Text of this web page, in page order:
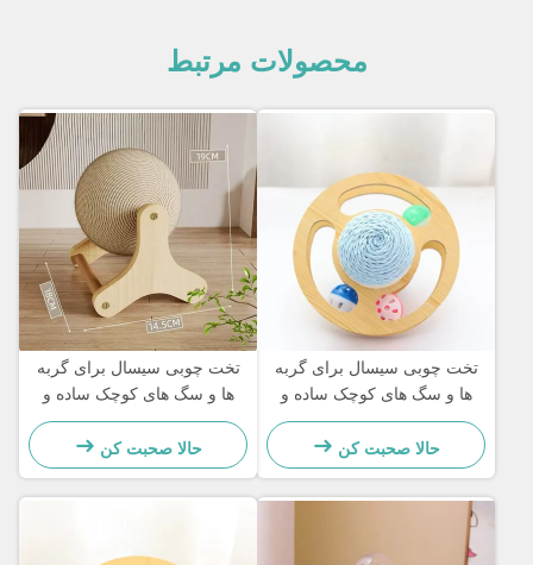
محصولات مرتبط
تخت چوبی سیسال برای گربه
ها و سگ های کوچک ساده و
عملی
حالا صحبت کن
تخت چوبی سیسال برای گربه
ها و سگ های کوچک ساده و
عملی
حالا صحبت کن